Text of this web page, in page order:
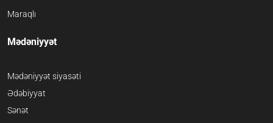
Maraqlı
Mədəniyyət
Mədəniyyət siyasəti
Ədəbiyyat
Sənət